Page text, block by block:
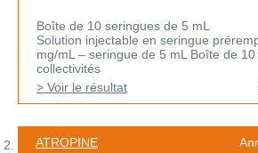
Boîte de 10 seringues de 5 mL
Solution injectable en seringue
mg/mL – seringue de 5 mL Boîte de
collectivités
> Voir le résultat
ATROPINE